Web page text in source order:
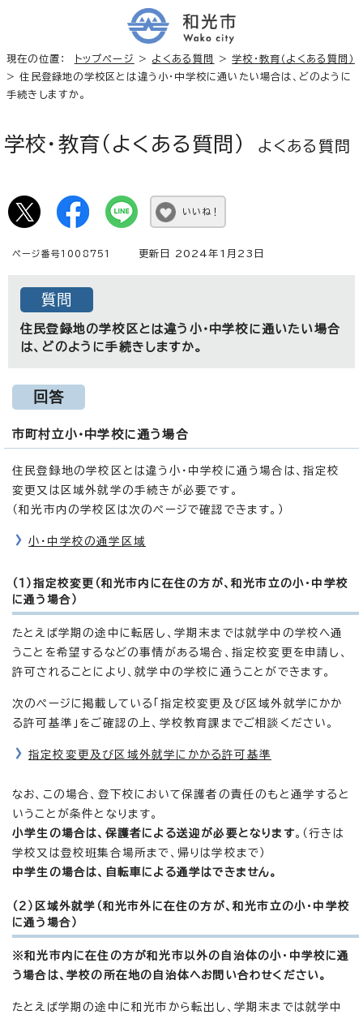
現在の位置： トップページ > よくある質問 >学校・教育（よくある質問）
> 住民登録地の学校区とは違う小・中学校に通いたい場合は、どのように
手続きしますか。
学校・教育（よくある質問） よくある質問
いいね！
ページ番号1008751 更新日 2024年1月23日
質問
住民登録地の学校区とは違う小・中学校に通いたい場合
は、どのように手続きしますか。
回答
市町村立小・中学校に通う場合
住民登録地の学校区とは違う小・中学校に通う場合は、指定校
変更又は区域外就学の手続きが必要です。
（和光市内の学校区は次のページで確認できます。）
小・中学校の通学区域
（1）指定校変更（和光市内に在住の方が、和光市立の小・中学校
に通う場合）
たとえば学期の途中に転居し、学期末までは就学中の学校へ通
うことを希望するなどの事情がある場合、指定校変更を申請し、
許可されることにより、就学中の学校に通うことができます。
次のページに掲載している「指定校変更及び区域外就学にかか
る許可基準」をご確認の上、学校教育課までご相談ください。
指定校変更及び区域外就学にかかる許可基準
なお、この場合、登下校において保護者の責任のもと通学すると
いうことが条件となります。
小学生の場合は、保護者による送迎が必要となります。（行きは
学校又は登校班集合場所まで、帰りは学校まで）
中学生の場合は、自転車による通学はできません。
（2）区域外就学（和光市外に在住の方が、和光市立の小・中学校
に通う場合）
※和光市内に在住の方が和光市以外の自治体の小・中学校に通
う場合は、学校の所在地の自治体へお問い合わせください。
たとえば学期の途中に和光市から転出し、学期末までは就学中